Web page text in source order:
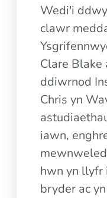
Wedi'i
clawr
Clare Blake
ddiwrnod
Chris yn
iawn,
hwn yn llyfr
bryder ac